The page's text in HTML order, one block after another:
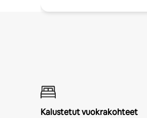
Kalustetut vuokrakohteet